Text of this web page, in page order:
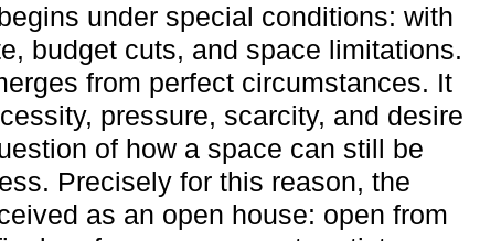
under special conditions: with
budget cuts, and space limitations.
from perfect circumstances. It
pressure, scarcity, and desire
of how a space can still be
Precisely for this reason, the
as an open house: open from